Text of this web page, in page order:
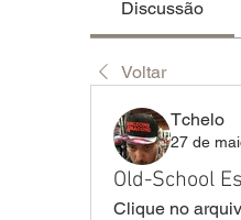
Discussão
Voltar
Tchelo
27 de
Old-School
Clique no